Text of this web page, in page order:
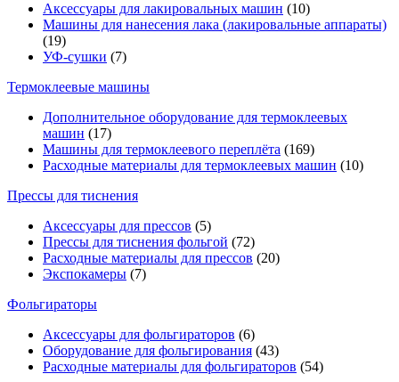
Аксессуары для лакировальных машин (10)
Машины для нанесения лака (лакировальные аппараты)
(19)
УФ-сушки (7)
Термоклеевые машины
Дополнительное оборудование для термоклеевых
машин (17)
Машины для термоклеевого переплёта (169)
Расходные материалы для термоклеевых машин (10)
Прессы для тиснения
Аксессуары для прессов (5)
Прессы для тиснения фольгой (72)
Расходные материалы для прессов (20)
Экспокамеры (7)
Фольгираторы
Аксессуары для фольгираторов (6)
Оборудование для фольгирования (43)
Расходные материалы для фольгираторов (54)